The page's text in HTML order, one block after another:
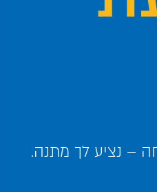
– נציע לך מתנה.